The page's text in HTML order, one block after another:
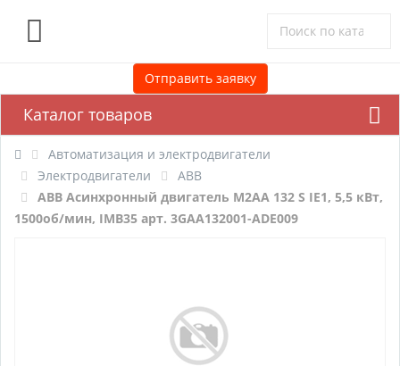
Отправить заявку
Каталог товаров
Автоматизация и электродвигатели
Электродвигатели
ABB
ABB Асинхронный двигатель M2AA 132 S IE1, 5,5 кВт,
1500об/мин, IMB35 арт. 3GAA132001-ADE009